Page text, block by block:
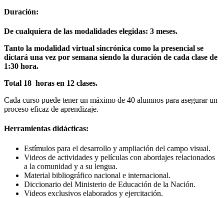
Duración:
De cualquiera de las modalidades elegidas: 3 meses.
Tanto la modalidad virtual sincrónica como la presencial se
dictará una vez por semana siendo la duración de cada clase de
1:30 hora.
Total 18 horas en 12 clases.
Cada curso puede tener un máximo de 40 alumnos para asegurar un
proceso eficaz de aprendizaje.
Herramientas didácticas:
Estímulos para el desarrollo y ampliación del campo visual.
Videos de actividades y películas con abordajes relacionados
a la comunidad y a su lengua.
Material bibliográfico nacional e internacional.
Diccionario del Ministerio de Educación de la Nación.
Videos exclusivos elaborados y ejercitación.